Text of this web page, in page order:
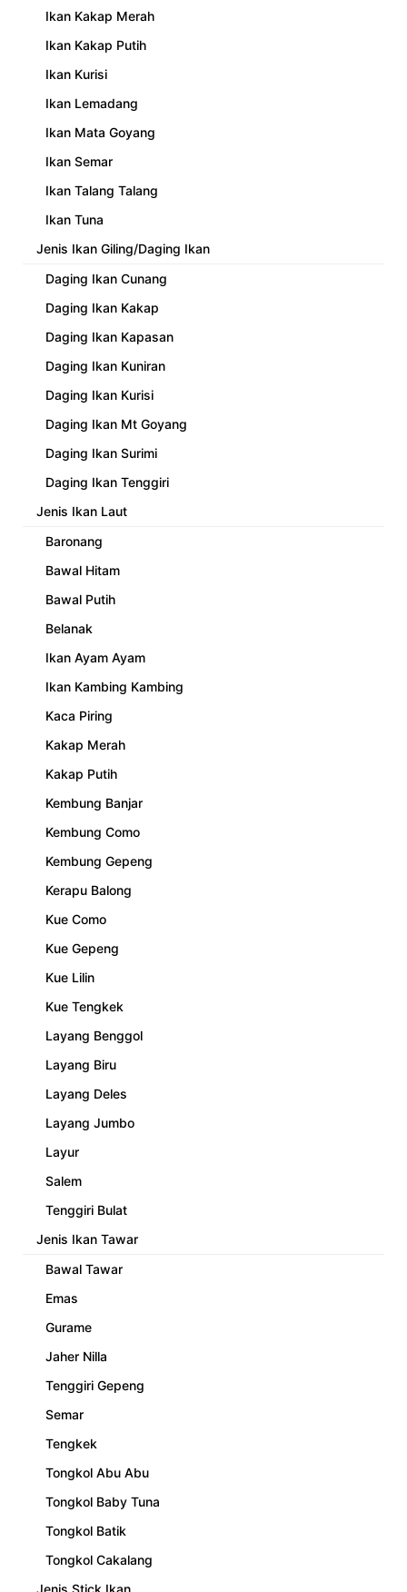
Ikan Kakap Merah
Ikan Kakap Putih
Ikan Kurisi
Ikan Lemadang
Ikan Mata Goyang
Ikan Semar
Ikan Talang Talang
Ikan Tuna
Jenis Ikan Giling/Daging Ikan
Daging Ikan Cunang
Daging Ikan Kakap
Daging Ikan Kapasan
Daging Ikan Kuniran
Daging Ikan Kurisi
Daging Ikan Mt Goyang
Daging Ikan Surimi
Daging Ikan Tenggiri
Jenis Ikan Laut
Baronang
Bawal Hitam
Bawal Putih
Belanak
Ikan Ayam Ayam
Ikan Kambing Kambing
Kaca Piring
Kakap Merah
Kakap Putih
Kembung Banjar
Kembung Como
Kembung Gepeng
Kerapu Balong
Kue Como
Kue Gepeng
Kue Lilin
Kue Tengkek
Layang Benggol
Layang Biru
Layang Deles
Layang Jumbo
Layur
Salem
Tenggiri Bulat
Jenis Ikan Tawar
Bawal Tawar
Emas
Gurame
Jaher Nilla
Tenggiri Gepeng
Semar
Tengkek
Tongkol Abu Abu
Tongkol Baby Tuna
Tongkol Batik
Tongkol Cakalang
Jenis Stick Ikan